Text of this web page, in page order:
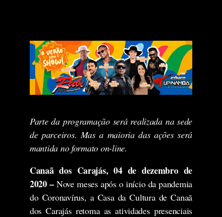
Parte da programação será realizada na sede
de parceiros. Mas a maioria das ações será
mantida no formato on-line.
Canaã dos Carajás, 04 de dezembro de
2020 –Nove meses após o início da pandemia
do Coronavírus, a Casa da Cultura de Canaã
dos Carajás retoma as atividades presenciais